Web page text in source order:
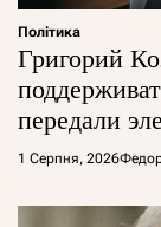
Політика
Григорий
передали
1 Серпня, 2026